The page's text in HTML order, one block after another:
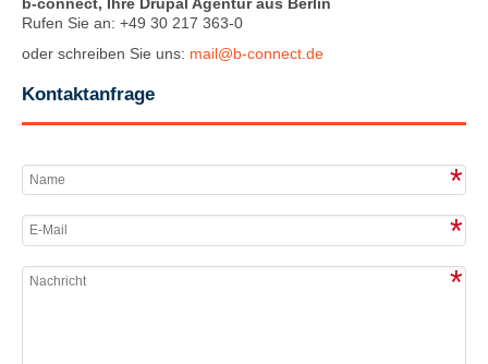
b-connect, Ihre Drupal Agentur aus Berlin
Rufen Sie an: +49 30 217 363-0
oder schreiben Sie uns: mail@b-connect.de
Kontaktanfrage
*
*
*